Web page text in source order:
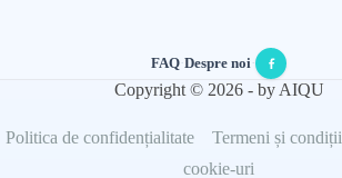
FAQ·Despre noi ·
Copyright © 2026 - by AIQU
Politica de confidențialitate Termeni și condiții
cookie-uri